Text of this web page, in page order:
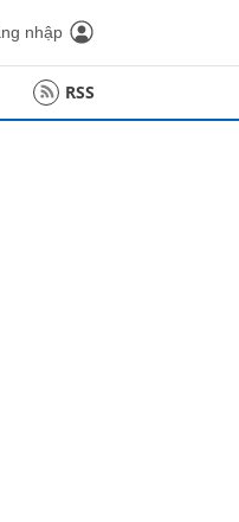
nhập
RSS